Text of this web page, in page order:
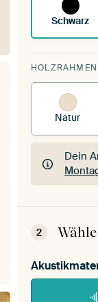
Schwarz
HOLZRAHMEN
Natur
Dein
Dein
2